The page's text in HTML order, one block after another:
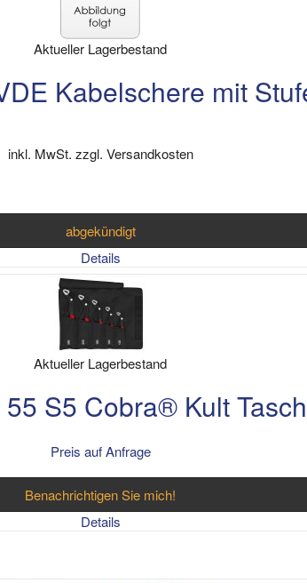
Aktueller Lagerbestand
Kabelschere mit
inkl. MwSt. zzgl. Versandkosten
abgekündigt
Details
Aktueller Lagerbestand
S5 Cobra® Kult
Preis auf Anfrage
Benachrichtigen Sie mich!
Details